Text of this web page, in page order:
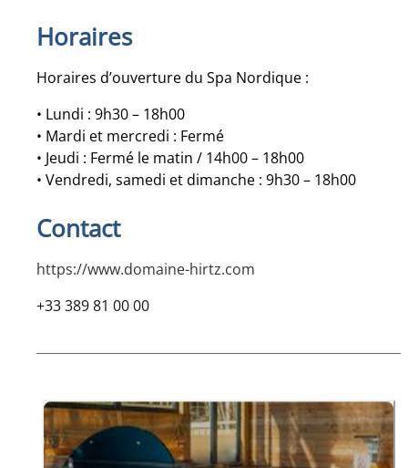
Horaires
Horaires d’ouverture du Spa Nordique :
• Lundi : 9h30 – 18h00
• Mardi et mercredi : Fermé
• Jeudi : Fermé le matin / 14h00 – 18h00
• Vendredi, samedi et dimanche : 9h30 – 18h00
Contact
https://www.domaine-hirtz.com
+33 389 81 00 00